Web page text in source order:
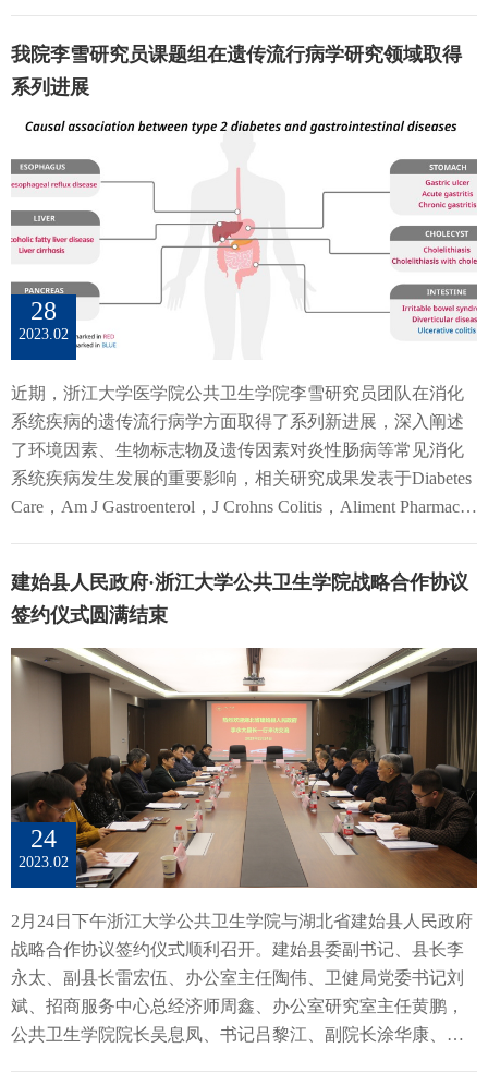
常血糖的人如果当前吸烟，其全因死亡风险明显高于从不吸
烟但持续处于糖尿病前期的人（HR=1.6, 95% CI: 1.31-
步的分析表明，逆转为正常血糖者如果保持积极运动，其预
期寿命将比缺乏运动的持续性糖尿病前期人群延长2.5年。与
从不吸烟的持续性糖尿病前期人群相比，逆转为正常血糖的
人如当前吸烟，预期寿命将缩短3.6年；持续处于糖尿病前期
者如仍吸烟，预期寿命也将缩短3.6年。综上所述，糖尿病前
期人群即使逆转为正常血糖，也应该持续保持健康的生活方
式，以降低死亡风险。这些发现强调了糖尿病前期患者改变
要的公共卫生意义。浙江大学公共卫生学院吴息凤教授为本
文的通讯作者，浙江大学公共卫生学院2020级博士生曹志、
浙江大学公共卫生学院李文渊研究员、温启邦教授为本文共
同第一作者。本课题受到浙江省智能预防医学重点实验室，
健康浙江百万人群队列等项目资助。图文丨吴息凤教授课题
组
群、描述患者特征及治疗标准、评估抗肿瘤药物疗效及不良
反应等，并进一步对中国真实世界研究作了未来展望。孙亮
研究员围绕“精准营养”对其团队近年来开展的队列研究与干
预研究展开介绍，其中包括膳食因素和遗传因素对血液脂质
的影响，以及膳食模式干预对心血管代谢性疾病影响的最新
发现。袁长征研究员在老龄化以及营养同认知衰退生物学机
制证据支撑的背景下，通过对国内外队列研究数据库进行的
综合分析，开展了有关MIND膳食模式与老年痴呆、认知功能
方面的一系列研究，填补了这一领域的空白。 黄存瑞教授作
青年论坛报告涂华康教授作青年论坛报告孙亮研究员作青年
论坛报告袁长征研究员作青年论坛报告周旭东教授的报告强
调了实施科学以政策落地的形式在改善公众健康方面的重要
意义，并提出了强化项目的基层优先性、激励并留住村医、
构建培训体系等一系列优化政策。王海帅研究员重点介绍了
深度学习在自闭症智能筛查、抑郁症智能预测以及其他疾病
精准医疗中的应用。他利用致病基因突变、行为量表、面部
形态学特征、多模态、多中心等类型数据进行深度学习及算
法训练，为大规模筛查诊断神经精神疾病开拓了道路。张汝
肺癌预后、风险预测模型的实例，以通俗易懂的方式展示了
预测因子识别、模型构建及评价、模型应用全链条体系的注
智能化提升，通过多模态语义理解模型解决语音识别方言的
难点，目前该智能化筛查工具已在大范围社区老年人群中得
到了有效性验证，并用于开展社区认知症健康管理的干预研
究。 周旭东教授作青年论坛报告王海帅研究员作青年论坛报
告张汝阳副教授作青年论坛报告徐欣研究员作青年论坛报告
圆桌讨论环节，杭州凯莱普精准医疗执行总裁兼南京医科大
学产业教授刘华芬教授和上海慧程生物医疗科技有限公司高
级副总裁许靖曼分别介绍了“多组学助力人群队列研究及标志
芬圆桌讨论-许靖曼专家点评环节，王慧院长、何春艳教授、
程峰教授以及王福俤教授对各位青年学者的研究进行了细致
的点评，对各位青年学者的研究表示了高度的肯定与赞扬，
并并分享了各自的研究感悟，点评专家指出，各位青年研究
者要珍惜和把握当下的学习机会，要有坚韧不拔的拼搏精
神、脚踏实地的实干精神、终身学习的奋斗精神，要常怀感
情防控战略研究中心主任李立明教授、中国科学院高福院
士、清华大学万科公共卫生与健康学院常务副院长梁万年教
授、浙江大学副校长李晓明教授、哈尔滨医科大学副校长孙
副校长李燕教授、浙江树人大学校长李鲁教授、浙江省预防
医学会会长叶真、来自全国各地共22所公共卫生学院的院长
和领导、浙江省和杭州市疾病预防控制中心、杭州市卫生健
康委员会领导，以及国内公共卫生领域知名专家学者和浙江
大学公共卫生学院师生代表近300余人参加会议。 第三届公
共卫生建设与发展高峰论坛合影第三届公共卫生建设与发展
高峰论坛院长峰会会场大会开幕式由浙江大学公共卫生学院
波致辞。任少波向为抗击疫情付出巨大努力、作出重大贡献
的医药和公共卫生界的同志们，致以崇高的敬意和衷心的感
谢，并分享了浙江大学在抗击新冠肺炎疫情和为加强一流公
共卫生学科建设方面做出的努力和取得的成绩，同时也表达
了浙江大学对公共卫生事业高质量发展的高度重视和大力支
持。浙江省卫健委主任王仁元对本次论坛的召开表示祝贺，
对各位专家对浙江省医疗卫生事业的支持表示感谢，并分享
了浙江省在抗击新冠肺炎疫情中做出的努力和收获的启示，
指出浙江省要以打造“公共卫生最安全”为目标，补齐疫情防
控短板，健全公共卫生体系，同时要加强高水平院校建设、
培养专业复合型人才，为浙江公共卫生事业的发展把脉开
方。 任少波书记致辞 王仁元主任致辞吴息凤院长主持开幕
式在李鲁教授和叶真会长的共同主持下，李立明教授、高福
院士、梁万年教授、分别作主旨报告。李立明教授带来题
为“我国公共卫生科研现状及其思考”的主旨报告，介绍了我
国公共卫生代表性重点科研项目，从新发传染病应急、数字
公共卫生、健康医疗大数据驱动的疾病防治与公众健康等方
面分析了我国公共卫生关键科学问题发展水平与国外的差
距，指出要推动面向公众健康的多学科交叉融合，促进公共
卫生科技成果的转化应用，深化公共卫生科技的多边国际合
作。 李立明教授作主旨报告高福院士作“从病毒研究看科学
突破与技术进步”主旨汇报。他回顾了我国在新冠疫情早期发
挥的“吹哨人”作用，强调“全球化”对公共卫生建设与发展的重
我院李雪研究员课题组在遗传流行病学研究领域取得
系列进展
28
2023.02
近期，浙江大学医学院公共卫生学院李雪研究员团队在消化
系统疾病的遗传流行病学方面取得了系列新进展，深入阐述
了环境因素、生物标志物及遗传因素对炎性肠病等常见消化
系统疾病发生发展的重要影响，相关研究成果发表于Diabetes
Care，Am J Gastroenterol，J Crohns Colitis，Aliment Pharmacol
糖尿病和血糖稳态受损与胃肠道疾病风险的遗传学关联本研
究整合了美国百万退伍军人计划(MVP)、DIAMANTE、UKB
和日本生物银行(BBJ)等涵盖了22万病例和117万对照的大型
GWAS数据，通过各种遗传学统计分析方法，系统评估了II型
糖尿病和血糖稳态受损与23种胃肠道疾病风险的遗传学关
联。结果表明，遗传预测的II型糖尿病与胃炎、肠易激综合
征、溃疡性结肠炎、急性胰腺炎及非酒精性脂肪肝等12种消
化系统疾病的风险升高相关；同时，遗传预测的空腹胰岛素
和血糖水平与胰腺炎、非酒精性脂肪肝等胃肠道疾病风险呈
正相关。这项研究从遗传学角度为II型糖尿病与胃肠道疾病风
险的关联提供了科学依据，强调了II型糖尿病患者群体胃肠道
https://doi.org/10.2337/dc22-1385 02：《J Crohns Colitis》发
文：揭示循环炎症细胞因子与溃疡性结肠炎的因果关系系统
性炎症是溃疡性结肠炎(UC)的标志性特征，各类炎症细胞因
子可能成为UC初级预防的潜在目标。本研究首先整合了两项
多中心观察性研究的血清蛋白质组学分析数据，全面探索与
UC风险相关的循环炎症蛋白标志物。随后使用血清蛋白组相
建始县人民政府·浙江大学公共卫生学院战略合作协议
签约仪式圆满结束
24
2023.02
2月24日下午浙江大学公共卫生学院与湖北省建始县人民政府
战略合作协议签约仪式顺利召开。建始县委副书记、县长李
永太、副县长雷宏伍、办公室主任陶伟、卫健局党委书记刘
斌、招商服务中心总经济师周鑫、办公室研究室主任黄鹏，
公共卫生学院院长吴息凤、书记吕黎江、副院长涂华康、社